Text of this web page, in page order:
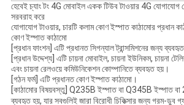
হেবেই চ্যাং টং 4G মোবাইল একক টিউব টাওয়ার 4G
সরবরাহ করে
যোগাযোগ টাওয়ার, চারটি কলাম কোণ ইস্পাত কাঠামোর প্রধান
কোণ ইস্পাত কাঠামো
[প্রধান ফাংশন] এটি প্রধানত সিগন্যাল ট্রান্সমিশনের জন্য
[প্রধান উদ্দেশ্য] এটি চায়না মোবাইল, চায়না ইউনিকম, চায়না
এবং চায়না রেলওয়ে কমিউনিকেশন কোম্পানিতে ব্যবহৃত হয়।
[গঠন ফর্ম] এটি প্রধানত কোণ ইস্পাত কাঠামো।
[কাঠামোর বিষয়বস্তু] Q235B ইস্পাত বা Q345B ইস্পাত বা
ব্যবহৃত হয়, যার সবগুলিই জারা বিরোধী চিকিত্সার জন্য গরম-ডুব